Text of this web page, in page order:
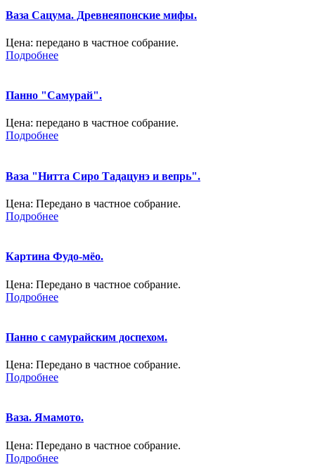
Ваза Сацума. Древнеяпонские мифы.
Цена: передано в частное собрание.
Подробнее
Панно "Самурай".
Цена: передано в частное собрание.
Подробнее
Ваза "Нитта Сиро Тадацунэ и вепрь".
Цена: Передано в частное собрание.
Подробнее
Картина Фудо-мёо.
Цена: Передано в частное собрание.
Подробнее
Панно с самурайским доспехом.
Цена: Передано в частное собрание.
Подробнее
Ваза. Ямамото.
Цена: Передано в частное собрание.
Подробнее